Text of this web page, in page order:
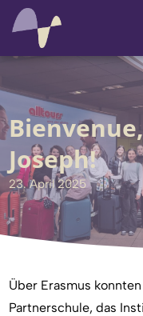
Joseph!
23. April 2025
Über Erasmus
Partnerschule, das